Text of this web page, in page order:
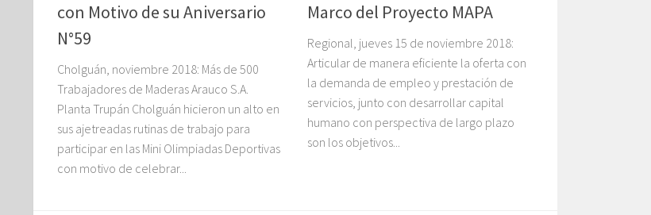
con Motivo de su Aniversario
N°59
Cholguán, noviembre 2018: Más de 500
Trabajadores de Maderas Arauco S.A.
Planta Trupán Cholguán hicieron un alto en
sus ajetreadas rutinas de trabajo para
participar en las Mini Olimpiadas Deportivas
con motivo de celebrar...
Marco del Proyecto MAPA
Regional, jueves 15 de noviembre 2018:
Articular de manera eficiente la oferta con
la demanda de empleo y prestación de
servicios, junto con desarrollar capital
humano con perspectiva de largo plazo
son los objetivos...